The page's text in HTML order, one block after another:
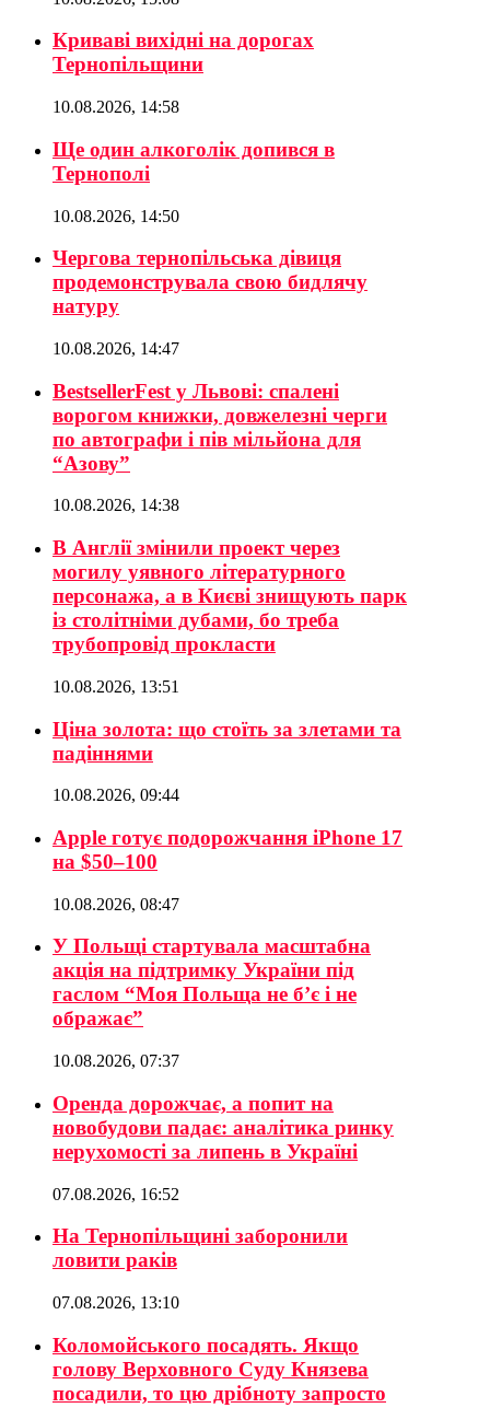
Криваві вихідні на дорогах
Тернопільщини
10.08.2026, 14:58
Ще один алкоголік допився в
Тернополі
10.08.2026, 14:50
Чергова тернопільська дівиця
продемонструвала свою бидлячу
натуру
10.08.2026, 14:47
BestsellerFest у Львові: спалені
ворогом книжки, довжелезні черги
по автографи і пів мільйона для
“Азову”
10.08.2026, 14:38
В Англії змінили проект через
могилу уявного літературного
персонажа, а в Києві знищують парк
із столітніми дубами, бо треба
трубопровід прокласти
10.08.2026, 13:51
Ціна золота: що стоїть за злетами та
падіннями
10.08.2026, 09:44
Apple готує подорожчання iPhone 17
на $50–100
10.08.2026, 08:47
У Польщі стартувала масштабна
акція на підтримку України під
гаслом “Моя Польща не б’є і не
ображає”
10.08.2026, 07:37
Оренда дорожчає, а попит на
новобудови падає: аналітика ринку
нерухомості за липень в Україні
07.08.2026, 16:52
На Тернопільщині заборонили
ловити раків
07.08.2026, 13:10
Коломойського посадять. Якщо
голову Верховного Суду Князева
посадили, то цю дрібноту запросто